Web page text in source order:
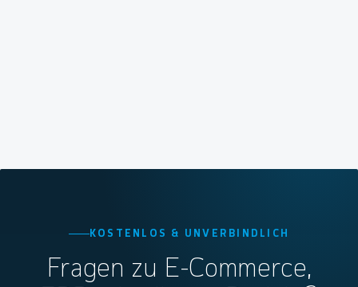
KOSTENLOS & UNVERBINDLICH
Fragen zu E-Commerce,